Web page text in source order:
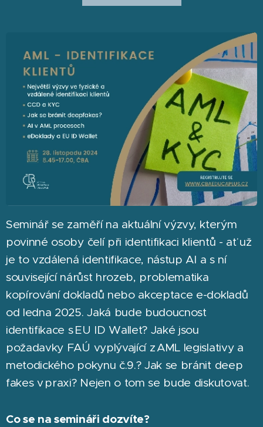
Seminář se zaměří na aktuální výzvy, kterým
povinné osoby čelí při identifikaci klientů - ať už
je to vzdálená identifikace, nástup AI a s ní
související nárůst hrozeb, problematika
kopírování dokladů nebo akceptace e-dokladů
od ledna 2025. Jaká bude budoucnost
identifikace s EU ID Wallet? Jaké jsou
požadavky FAÚ vyplývající z AML legislativy a
metodického pokynu č.9.? Jak se bránit deep
fakes v praxi? Nejen o tom se bude diskutovat.
Co se na semináři dozvíte?